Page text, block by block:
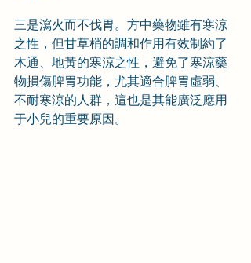
三是瀉火而不伐胃。方中藥物雖有寒涼
之性，但甘草梢的調和作用有效制約了
木通、地黃的寒涼之性，避免了寒涼藥
物損傷脾胃功能，尤其適合脾胃虛弱、
不耐寒涼的人群，這也是其能廣泛應用
于小兒的重要原因。